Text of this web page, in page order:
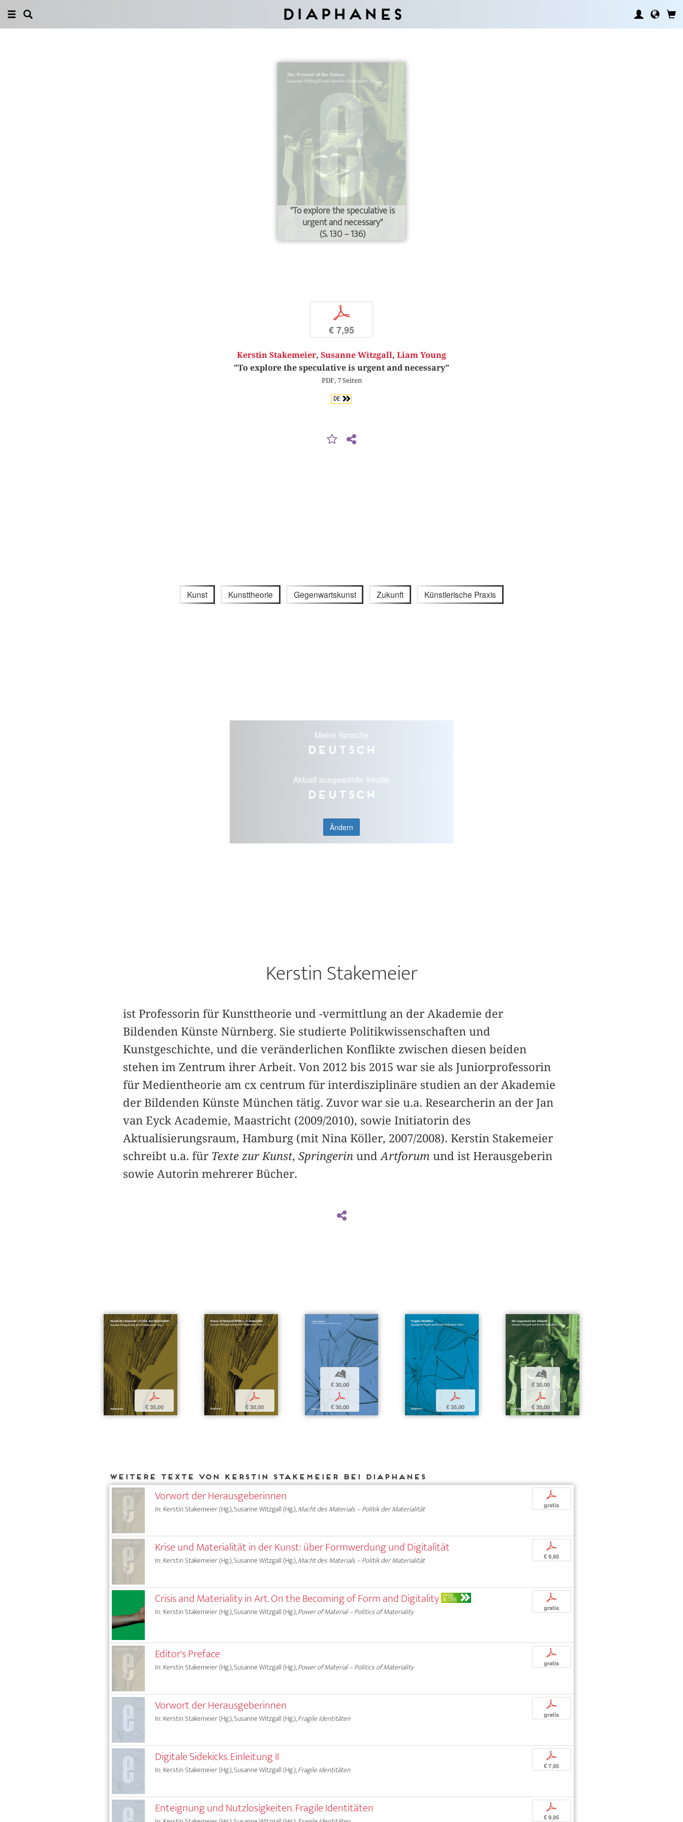
Diaphanes
"To explore the speculative is
urgent and necessary"
(S. 130 – 136)
p
€ 7,95
Kerstin Stakemeier, Susanne Witzgall, Liam Young
"To explore the speculative is urgent and necessary"
PDF, 7 Seiten
DE
Kunst Kunsttheorie Gegenwartskunst Zukunft Künstlerische Praxis
Meine Sprache
Deutsch
Aktuell ausgewählte Inhalte
Deutsch
Ändern
Kerstin Stakemeier
ist Professorin für Kunsttheorie und -vermittlung an der Akademie der
Bildenden Künste Nürnberg. Sie studierte Politikwissenschaften und
Kunstgeschichte, und die veränderlichen Konflikte zwischen diesen beiden
stehen im Zentrum ihrer Arbeit. Von 2012 bis 2015 war sie als Juniorprofessorin
für Medientheorie am cx centrum für interdisziplinäre studien an der Akademie
der Bildenden Künste München tätig. Zuvor war sie u.a. Researcherin an der Jan
van Eyck Academie, Maastricht (2009/2010), sowie Initiatorin des
Aktualisierungsraum, Hamburg (mit Nina Köller, 2007/2008). Kerstin Stakemeier
schreibt u.a. für Texte zur Kunst, Springerin und Artforum und ist Herausgeberin
sowie Autorin mehrerer Bücher.
p
€ 35,00
p
€ 30,00
b
€ 30,00
p
€ 30,00
p
€ 35,00
b
€ 30,00
p
€ 30,00
Weitere Texte von Kerstin Stakemeier bei DIAPHANES
Vorwort der Herausgeberinnen
In: Kerstin Stakemeier (Hg.), Susanne Witzgall (Hg.),Macht des Materials – Politik der Materialität
p
gratis
Krise und Materialität in der Kunst: über Formwerdung und Digitalität
In: Kerstin Stakemeier (Hg.), Susanne Witzgall (Hg.),Macht des Materials – Politik der Materialität
p
€ 9,95
Crisis and Materiality in Art. On the Becoming of Form and Digitality OPEN
ACCESS
In: Kerstin Stakemeier (Hg.), Susanne Witzgall (Hg.),Power of Material – Politics of Materiality
p
gratis
Editor's Preface
In: Kerstin Stakemeier (Hg.), Susanne Witzgall (Hg.),Power of Material – Politics of Materiality
p
gratis
Vorwort der Herausgeberinnen
In: Kerstin Stakemeier (Hg.), Susanne Witzgall (Hg.),Fragile Identitäten
p
gratis
Digitale Sidekicks. Einleitung II
In: Kerstin Stakemeier (Hg.), Susanne Witzgall (Hg.),Fragile Identitäten
p
€ 7,95
Enteignung und Nutzlosigkeiten. Fragile Identitäten p
€ 9,95